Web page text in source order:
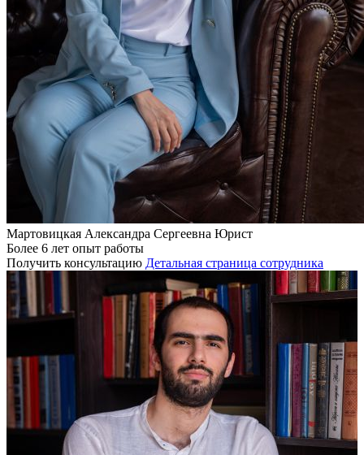
Мартовицкая Александра Сергеевна Юрист
Более 6 лет опыт работы
Получить консультацию Детальная страница сотрудника